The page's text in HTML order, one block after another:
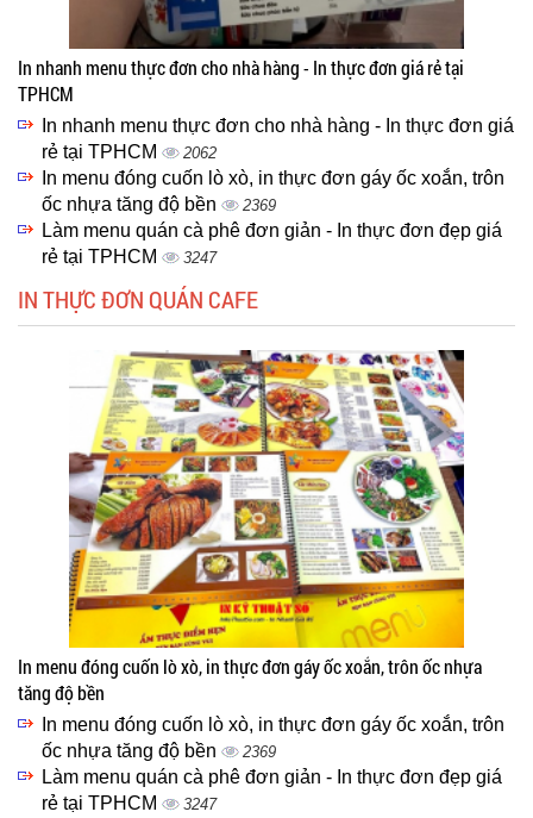
In nhanh menu thực đơn cho nhà hàng - In thực đơn giá rẻ tại
TPHCM
In nhanh menu thực đơn cho nhà hàng - In thực đơn giá
rẻ tại TPHCM
2062
In menu đóng cuốn lò xò, in thực đơn gáy ốc xoắn, trôn
ốc nhựa tăng độ bền
2369
Làm menu quán cà phê đơn giản - In thực đơn đẹp giá
rẻ tại TPHCM
3247
IN THỰC ĐƠN QUÁN CAFE
In menu đóng cuốn lò xò, in thực đơn gáy ốc xoắn, trôn ốc nhựa
tăng độ bền
In menu đóng cuốn lò xò, in thực đơn gáy ốc xoắn, trôn
ốc nhựa tăng độ bền
2369
Làm menu quán cà phê đơn giản - In thực đơn đẹp giá
rẻ tại TPHCM
3247